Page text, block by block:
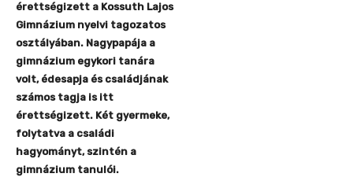
érettségizett a Kossuth Lajos
Gimnázium nyelvi tagozatos
osztályában. Nagypapája a
gimnázium egykori tanára
volt, édesapja és családjának
számos tagja is itt
érettségizett. Két gyermeke,
folytatva a családi
hagyományt, szintén a
gimnázium tanulói.